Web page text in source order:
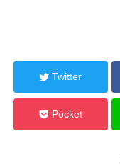
Twitter
Pocket